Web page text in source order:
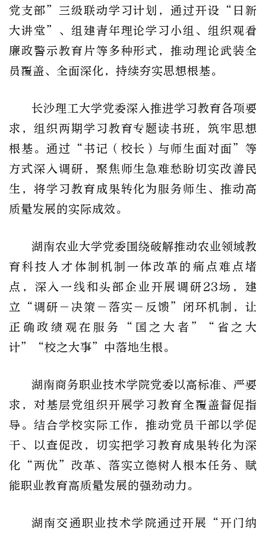
党支部”三级联动学习计划，通过开设“日新
大讲堂”、组建青年理论学习小组、组织观看
廉政警示教育片等多种形式，推动理论武装全
员覆盖、全面深化，持续夯实思想根基。
长沙理工大学党委深入推进学习教育各项要
求，组织两期学习教育专题读书班，筑牢思想
根基。通过“书记（校长）与师生面对面”等
方式深入调研，聚焦师生急难愁盼切实改善民
生，将学习教育成果转化为服务师生、推动高
质量发展的实际成效。
湖南农业大学党委围绕破解推动农业领域教
育科技人才体制机制一体改革的痛点难点堵
点，深入一线和头部企业开展调研23场，建
立“调研－决策－落实－反馈”闭环机制，让
正确政绩观在服务“国之大者”“省之大
计”“校之大事”中落地生根。
湖南商务职业技术学院党委以高标准、严要
求，对基层党组织开展学习教育全覆盖督促指
导。结合学校实际工作，推动党员干部以学促
干、以查促改，切实把学习教育成果转化为深
化“两优”改革、落实立德树人根本任务、赋
能职业教育高质量发展的强劲动力。
湖南交通职业技术学院通过开展“开门纳